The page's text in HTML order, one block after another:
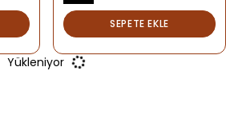
SEPETE EKLE
Yükleniyor